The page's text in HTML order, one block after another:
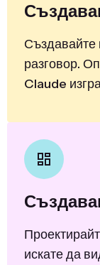
Създавайте
разговор.
Claude
искате да